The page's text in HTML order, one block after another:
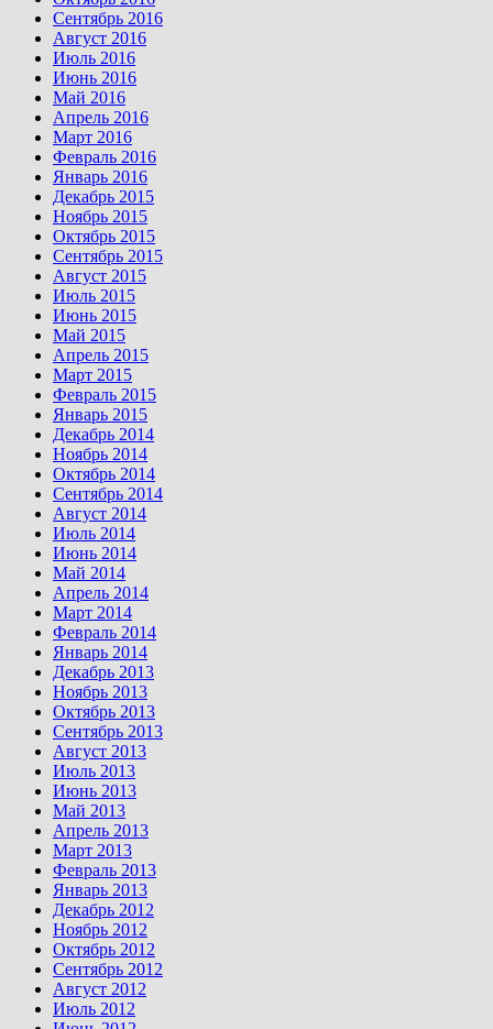
Сентябрь 2016
Август 2016
Июль 2016
Июнь 2016
Май 2016
Апрель 2016
Март 2016
Февраль 2016
Январь 2016
Декабрь 2015
Ноябрь 2015
Октябрь 2015
Сентябрь 2015
Август 2015
Июль 2015
Июнь 2015
Май 2015
Апрель 2015
Март 2015
Февраль 2015
Январь 2015
Декабрь 2014
Ноябрь 2014
Октябрь 2014
Сентябрь 2014
Август 2014
Июль 2014
Июнь 2014
Май 2014
Апрель 2014
Март 2014
Февраль 2014
Январь 2014
Декабрь 2013
Ноябрь 2013
Октябрь 2013
Сентябрь 2013
Август 2013
Июль 2013
Июнь 2013
Май 2013
Апрель 2013
Март 2013
Февраль 2013
Январь 2013
Декабрь 2012
Ноябрь 2012
Октябрь 2012
Сентябрь 2012
Август 2012
Июль 2012